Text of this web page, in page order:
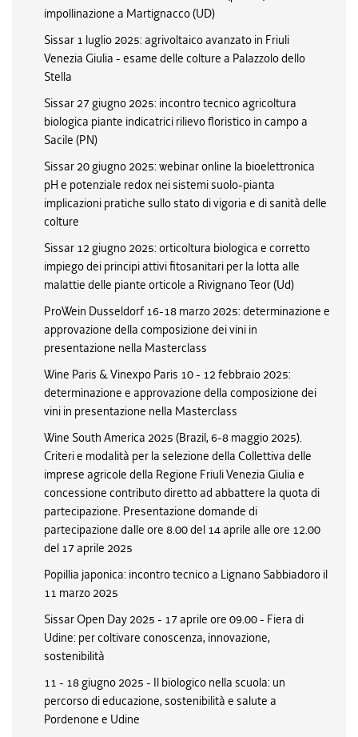
impollinazione a Martignacco (UD)
Sissar 1 luglio 2025: agrivoltaico avanzato in Friuli
Venezia Giulia - esame delle colture a Palazzolo dello
Stella
Sissar 27 giugno 2025: incontro tecnico agricoltura
biologica piante indicatrici rilievo floristico in campo a
Sacile (PN)
Sissar 20 giugno 2025: webinar online la bioelettronica
pH e potenziale redox nei sistemi suolo-pianta
implicazioni pratiche sullo stato di vigoria e di sanità delle
colture
Sissar 12 giugno 2025: orticoltura biologica e corretto
impiego dei principi attivi fitosanitari per la lotta alle
malattie delle piante orticole a Rivignano Teor (Ud)
ProWein Dusseldorf 16-18 marzo 2025: determinazione e
approvazione della composizione dei vini in
presentazione nella Masterclass
Wine Paris & Vinexpo Paris 10 - 12 febbraio 2025:
determinazione e approvazione della composizione dei
vini in presentazione nella Masterclass
Wine South America 2025 (Brazil, 6-8 maggio 2025).
Criteri e modalità per la selezione della Collettiva delle
imprese agricole della Regione Friuli Venezia Giulia e
concessione contributo diretto ad abbattere la quota di
partecipazione. Presentazione domande di
partecipazione dalle ore 8.00 del 14 aprile alle ore 12.00
del 17 aprile 2025
Popillia japonica: incontro tecnico a Lignano Sabbiadoro il
11 marzo 2025
Sissar Open Day 2025 - 17 aprile ore 09.00 - Fiera di
Udine: per coltivare conoscenza, innovazione,
sostenibilità
11 - 18 giugno 2025 - Il biologico nella scuola: un
percorso di educazione, sostenibilità e salute a
Pordenone e Udine